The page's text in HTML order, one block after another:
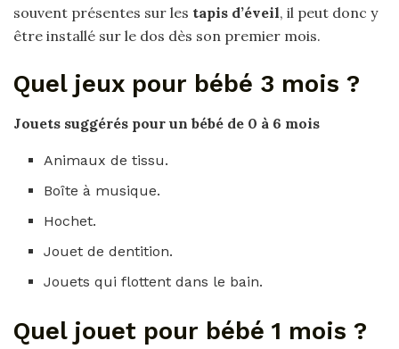
souvent présentes sur les tapis d’éveil, il peut donc y
être installé sur le dos dès son premier mois.
Quel jeux pour bébé 3 mois ?
Jouets suggérés pour un bébé de 0 à 6 mois
Animaux de tissu.
Boîte à musique.
Hochet.
Jouet de dentition.
Jouets qui flottent dans le bain.
Quel jouet pour bébé 1 mois ?